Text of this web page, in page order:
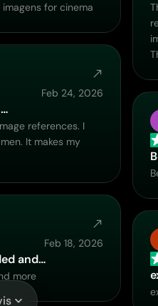
for cinema
Feb 24, 2026
references. I
It makes my
Feb 18, 2026
and…
more